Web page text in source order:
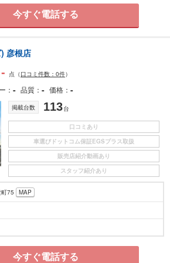
今すぐ電話する
彦根店
- 点 （口コミ件数：0件）
- 品質 - 価格 -
掲載台数 113台
口コミあり
車選びドットコム保証EGSプラス取扱
販売店紹介動画あり
スタッフ紹介あり
75 MAP
今すぐ電話する